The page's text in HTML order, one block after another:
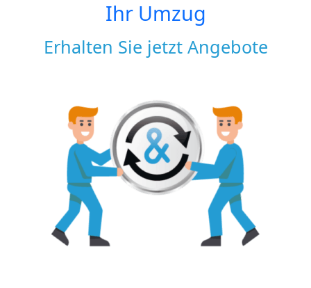
Ihr Umzug
Erhalten Sie jetzt Angebote